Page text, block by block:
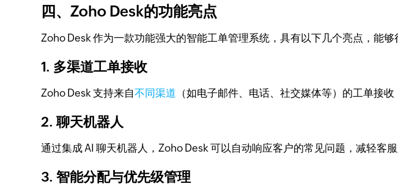
四、Zoho Desk的功能亮点
Zoho Desk 作为一款功能强大的智能工单管理系统，具有以下几个亮点，能够
1. 多渠道工单接收
Zoho Desk 支持来自不同渠道 （如电子邮件、电话、社交媒体等）的工单接
2. 聊天机器人
通过集成 AI 聊天机器人，Zoho Desk 可以自动响应客户的常见问题，减轻客
3. 智能分配与优先级管理